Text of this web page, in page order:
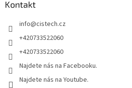
Kontakt
info@cistech.cz
+420733522060
+420733522060
Najdete nás na Facebooku.
Najdete nás na Youtube.